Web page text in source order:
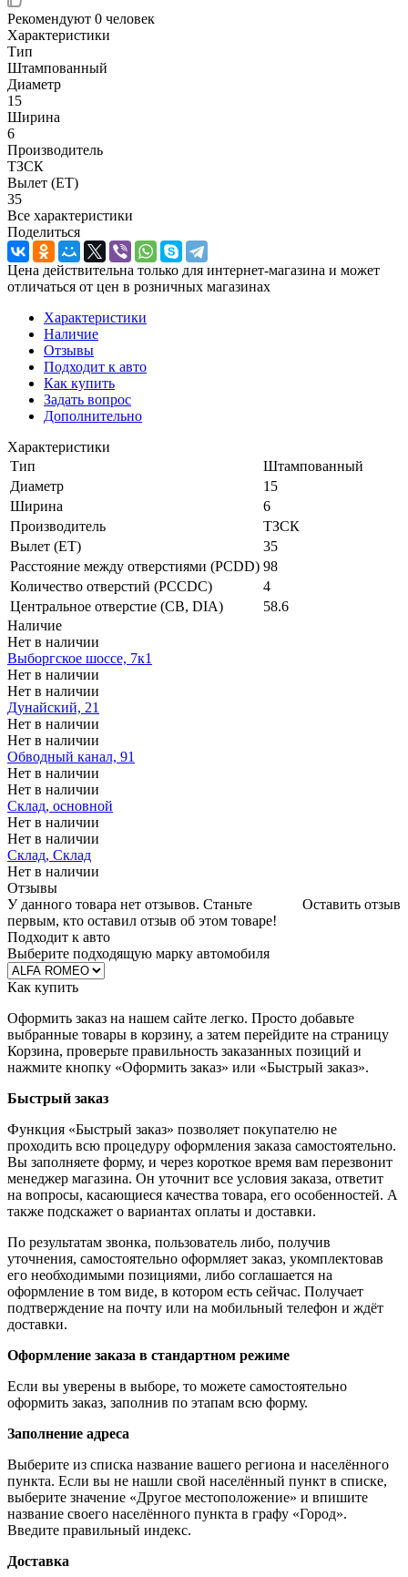
Рекомендуют 0 человек
Характеристики
Тип
Штампованный
Диаметр
15
Ширина
6
Производитель
ТЗСК
Вылет (ET)
35
Все характеристики
Поделиться
Цена действительна только для интернет-магазина и может
отличаться от цен в розничных магазинах
Характеристики
Наличие
Отзывы
Подходит к авто
Как купить
Задать вопрос
Дополнительно
Характеристики
Тип
Штампованный
Диаметр
15
Ширина
6
Производитель
ТЗСК
Вылет (ET)
35
Расстояние между отверстиями (PCDD) 98
Количество отверстий (PCCDC)
4
Центральное отверстие (CB, DIA)
58.6
Наличие
Нет в наличии
Выборгское шоссе, 7к1
Нет в наличии
Нет в наличии
Дунайский, 21
Нет в наличии
Нет в наличии
Обводный канал, 91
Нет в наличии
Нет в наличии
Склад, основной
Нет в наличии
Нет в наличии
Склад, Склад
Нет в наличии
Отзывы
Оставить отзыв
У данного товара нет отзывов. Станьте
первым, кто оставил отзыв об этом товаре!
Подходит к авто
Выберите подходящую марку автомобиля
Как купить
Оформить заказ на нашем сайте легко. Просто добавьте
выбранные товары в корзину, а затем перейдите на страницу
Корзина, проверьте правильность заказанных позиций и
нажмите кнопку «Оформить заказ» или «Быстрый заказ».
Быстрый заказ
Функция «Быстрый заказ» позволяет покупателю не
проходить всю процедуру оформления заказа самостоятельно.
Вы заполняете форму, и через короткое время вам перезвонит
менеджер магазина. Он уточнит все условия заказа, ответит
на вопросы, касающиеся качества товара, его особенностей. А
также подскажет о вариантах оплаты и доставки.
По результатам звонка, пользователь либо, получив
уточнения, самостоятельно оформляет заказ, укомплектовав
его необходимыми позициями, либо соглашается на
оформление в том виде, в котором есть сейчас. Получает
подтверждение на почту или на мобильный телефон и ждёт
доставки.
Оформление заказа в стандартном режиме
Если вы уверены в выборе, то можете самостоятельно
оформить заказ, заполнив по этапам всю форму.
Заполнение адреса
Выберите из списка название вашего региона и населённого
пункта. Если вы не нашли свой населённый пункт в списке,
выберите значение «Другое местоположение» и впишите
название своего населённого пункта в графу «Город».
Введите правильный индекс.
Доставка